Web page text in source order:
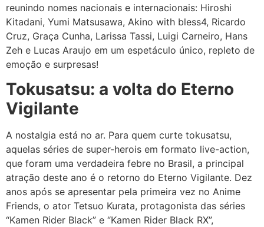
reunindo nomes nacionais e internacionais: Hiroshi
Kitadani, Yumi Matsusawa, Akino with bless4, Ricardo
Cruz, Graça Cunha, Larissa Tassi, Luigi Carneiro, Hans
Zeh e Lucas Araujo em um espetáculo único, repleto de
emoção e surpresas!
Tokusatsu: a volta do Eterno
Vigilante
A nostalgia está no ar. Para quem curte tokusatsu,
aquelas séries de super-herois em formato live-action,
que foram uma verdadeira febre no Brasil, a principal
atração deste ano é o retorno do Eterno Vigilante. Dez
anos após se apresentar pela primeira vez no Anime
Friends, o ator Tetsuo Kurata, protagonista das séries
“Kamen Rider Black” e “Kamen Rider Black RX”,